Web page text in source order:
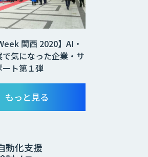
関西 2020】AI・
気になった企業・サ
ト第１弾
もっと見る
動化支援